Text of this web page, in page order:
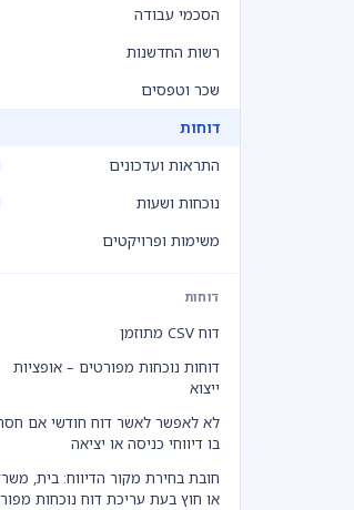
הסכמי עבודה
רשות החדשנות
שכר וטפסים
דוחות
התראות ועדכונים
נוכחות ושעות
משימות ופרויקטים
דוחות
דוח CSV מתוזמן
דוחות נוכחות מפורטים – אופציות
ייצוא
לא לאפשר לאשר דוח חודשי אם
בו דיווחי כניסה או יציאה
חובת בחירת מקור הדיווח: בית,
או חוץ בעת עריכת דוח נוכחות